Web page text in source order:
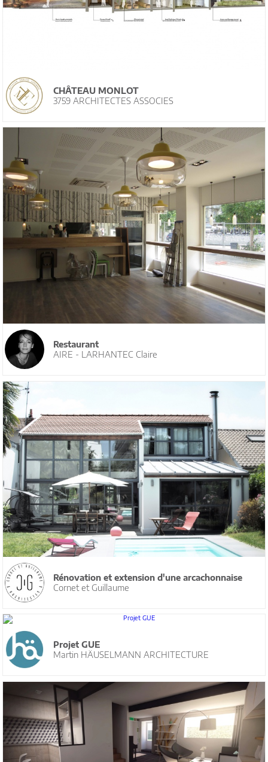
CHÂTEAU MONLOT
3759 ARCHITECTES ASSOCIES
Restaurant
AIRE - LARHANTEC Claire
Rénovation et extension d'une arcachonnaise
Cornet et Guillaume
Projet GUE
Martin HÄUSELMANN ARCHITECTURE